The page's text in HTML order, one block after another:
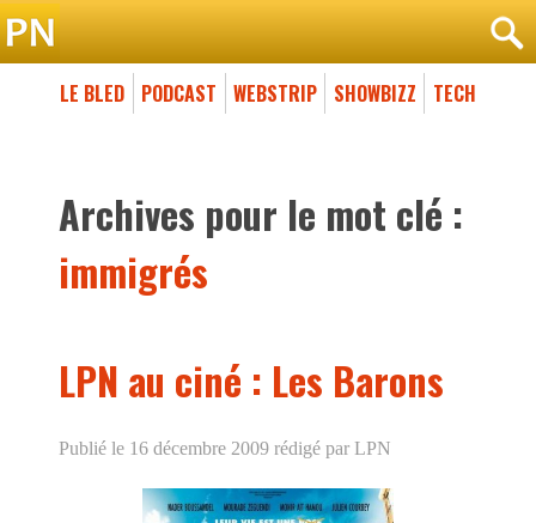
LE BLED PODCAST WEBSTRIP SHOWBIZZ TECH
Archives pour le mot clé :
immigrés
LPN au ciné : Les Barons
Publié le 16 décembre 2009 rédigé par LPN